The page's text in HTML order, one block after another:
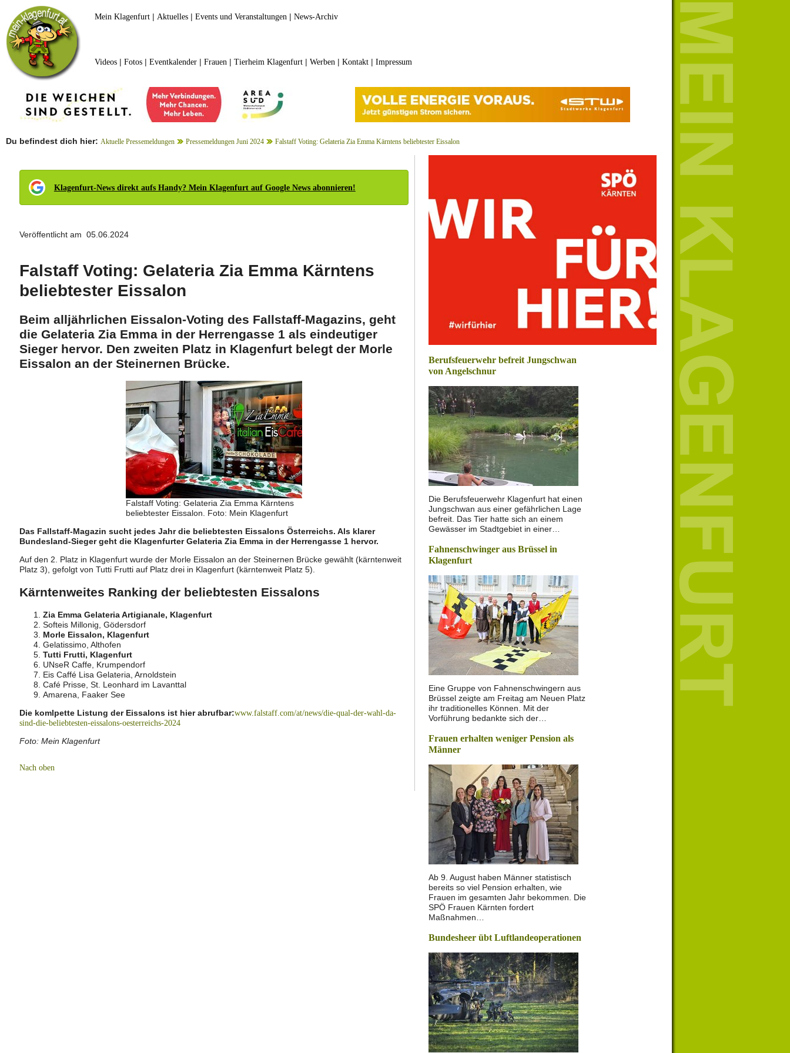
Mein Klagenfurt| Aktuelles| Events und Veranstaltungen | News-Archiv
Videos| Fotos| Eventkalender| Frauen | Tierheim Klagenfurt| Werben | Kontakt| Impressum
Du befindest dich hier: Aktuelle Pressemeldungen Pressemeldungen Juni 2024 Falstaff Voting: Gelateria Zia Emma Kärntens beliebtester Eissalon
Klagenfurt-News direkt aufs Handy? Mein Klagenfurt auf Google News abonnieren!
Veröffentlicht am 05.06.2024
Falstaff Voting: Gelateria Zia Emma Kärntens
beliebtester Eissalon
Beim alljährlichen Eissalon-Voting des Fallstaff-Magazins, geht
die Gelateria Zia Emma in der Herrengasse 1 als eindeutiger
Sieger hervor. Den zweiten Platz in Klagenfurt belegt der Morle
Eissalon an der Steinernen Brücke.
Falstaff Voting: Gelateria Zia Emma Kärntens
beliebtester Eissalon. Foto: Mein Klagenfurt
Das Fallstaff-Magazin sucht jedes Jahr die beliebtesten Eissalons Österreichs. Als klarer
Bundesland-Sieger geht die Klagenfurter Gelateria Zia Emma in der Herrengasse 1 hervor.
Auf den 2. Platz in Klagenfurt wurde der Morle Eissalon an der Steinernen Brücke gewählt (kärntenweit
Platz 3), gefolgt von Tutti Frutti auf Platz drei in Klagenfurt (kärntenweit Platz 5).
Kärntenweites Ranking der beliebtesten Eissalons
Zia Emma Gelateria Artigianale, Klagenfurt
Softeis Millonig, Gödersdorf
Morle Eissalon, Klagenfurt
Gelatissimo, Althofen
Tutti Frutti, Klagenfurt
UNseR Caffe, Krumpendorf
Eis Caffé Lisa Gelateria, Arnoldstein
Café Prisse, St. Leonhard im Lavanttal
Amarena, Faaker See
Die komlpette Listung der Eissalons ist hier abrufbar:www.falstaff.com/at/news/die-qual-der-wahl-da-
sind-die-beliebtesten-eissalons-oesterreichs-2024
Foto: Mein Klagenfurt
Nach oben
Berufsfeuerwehr befreit Jungschwan
von Angelschnur
Die Berufsfeuerwehr Klagenfurt hat einen
Jungschwan aus einer gefährlichen Lage
befreit. Das Tier hatte sich an einem
Gewässer im Stadtgebiet in einer…
Fahnenschwinger aus Brüssel in
Klagenfurt
Eine Gruppe von Fahnenschwingern aus
Brüssel zeigte am Freitag am Neuen Platz
ihr traditionelles Können. Mit der
Vorführung bedankte sich der…
Frauen erhalten weniger Pension als
Männer
Ab 9. August haben Männer statistisch
bereits so viel Pension erhalten, wie
Frauen im gesamten Jahr bekommen. Die
SPÖ Frauen Kärnten fordert
Maßnahmen…
Bundesheer übt Luftlandeoperationen